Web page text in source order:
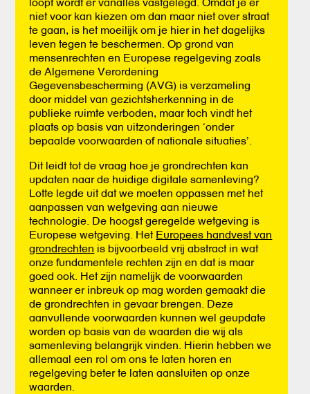
niet voor kan kiezen om dan maar niet over straat
te gaan, is het moeilijk om je hier in het dagelijks
leven tegen te beschermen. Op grond van
mensenrechten en Europese regelgeving zoals
de Algemene Verordening
Gegevensbescherming (AVG) is verzameling
door middel van gezichtsherkenning in de
publieke ruimte verboden, maar toch vindt het
plaats op basis van uitzonderingen ‘onder
bepaalde voorwaarden of nationale situaties’.
Dit leidt tot de vraag hoe je grondrechten kan
updaten naar de huidige digitale samenleving?
Lotte legde uit dat we moeten oppassen met het
aanpassen van wetgeving aan nieuwe
technologie. De hoogst geregelde wetgeving is
Europese wetgeving. Het Europees handvest van
grondrechten is bijvoorbeeld vrij abstract in wat
onze fundamentele rechten zijn en dat is maar
goed ook. Het zijn namelijk de voorwaarden
wanneer er inbreuk op mag worden gemaakt die
de grondrechten in gevaar brengen. Deze
aanvullende voorwaarden kunnen wel geupdate
worden op basis van de waarden die wij als
samenleving belangrijk vinden. Hierin hebben we
allemaal een rol om ons te laten horen en
regelgeving beter te laten aansluiten op onze
waarden.